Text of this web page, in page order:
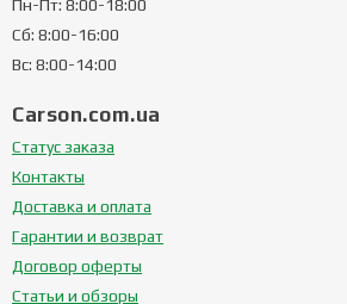
Пн-Пт: 8:00-18:00
Сб: 8:00-16:00
Вс: 8:00-14:00
Carson.com.ua
Статус заказа
Контакты
Доставка и оплата
Гарантии и возврат
Договор оферты
Статьи и обзоры